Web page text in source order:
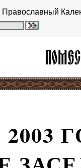
Православный